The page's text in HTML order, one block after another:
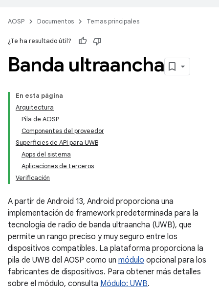
AOSP Documentos Temas principales
¿Te ha resultado útil?
Banda ultraancha
En esta página
Arquitectura
Pila de AOSP
Componentes del proveedor
Superficies de API para UWB
Apps del sistema
Aplicaciones de terceros
Verificación
A partir de Android 13, Android proporciona una
implementación de framework predeterminada para la
tecnología de radio de banda ultraancha (UWB), que
permite un rango preciso y muy seguro entre los
dispositivos compatibles. La plataforma proporciona la
pila de UWB del AOSP como un módulo opcional para los
fabricantes de dispositivos. Para obtener más detalles
sobre el módulo, consulta Módulo: UWB.